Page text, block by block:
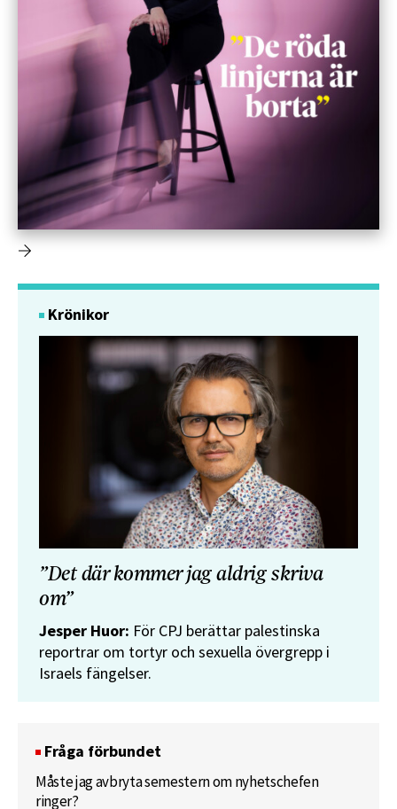
Krönikor
”Det där kommer jag aldrig skriva
om”
Jesper Huor: För CPJ berättar palestinska
reportrar om tortyr och sexuella övergrepp i
Israels fängelser.
Fråga förbundet
Måste jag avbryta semestern om nyhetschefen
ringer?